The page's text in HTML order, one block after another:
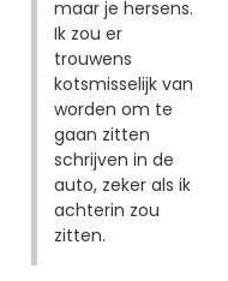
maar je hersens.
Ik zou er
trouwens
kotsmisselijk van
worden om te
gaan zitten
schrijven in de
auto, zeker als ik
achterin zou
zitten.